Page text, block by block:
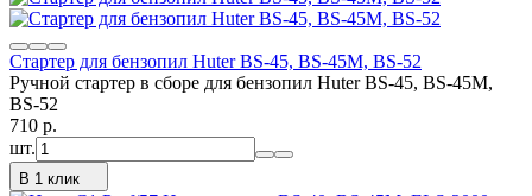
Стартер для бензопил Huter BS-45, BS-45М, BS-52
Ручной стартер в сборе для бензопил Huter BS-45, BS-45М,
BS-52
710 p.
шт.
В 1 клик